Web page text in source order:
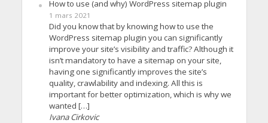
How to use (and why) WordPress sitemap plugin
1 mars 2021
Did you know that by knowing how to use the
WordPress sitemap plugin you can significantly
improve your site’s visibility and traffic? Although it
isn’t mandatory to have a sitemap on your site,
having one significantly improves the site’s
quality, crawlability and indexing. All this is
important for better optimization, which is why we
wanted […]
Ivana Cirkovic